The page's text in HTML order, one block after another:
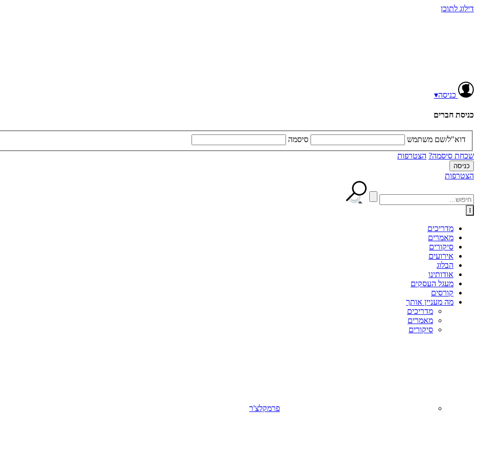
דילוג לתוכן
כניסה▾
כניסת חברים
דוא"ל/שם משתמש
סיסמה
שכחת סיסמה? הצטרפות
הצטרפות
מדריכים
מאמרים
סיקורים
אירועים
הבלוג
אודותינו
מעגל העסקים
קורסים
מה מעניין אותך
מדריכים
מאמרים
סיקורים
פרמקלצ'ר